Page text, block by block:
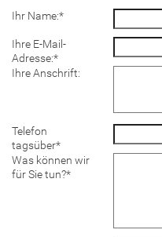
Ihr Name:*
Ihre E-Mail-
Adresse:*
Ihre Anschrift:
Telefon
tagsüber*
Was können wir
für Sie tun?*